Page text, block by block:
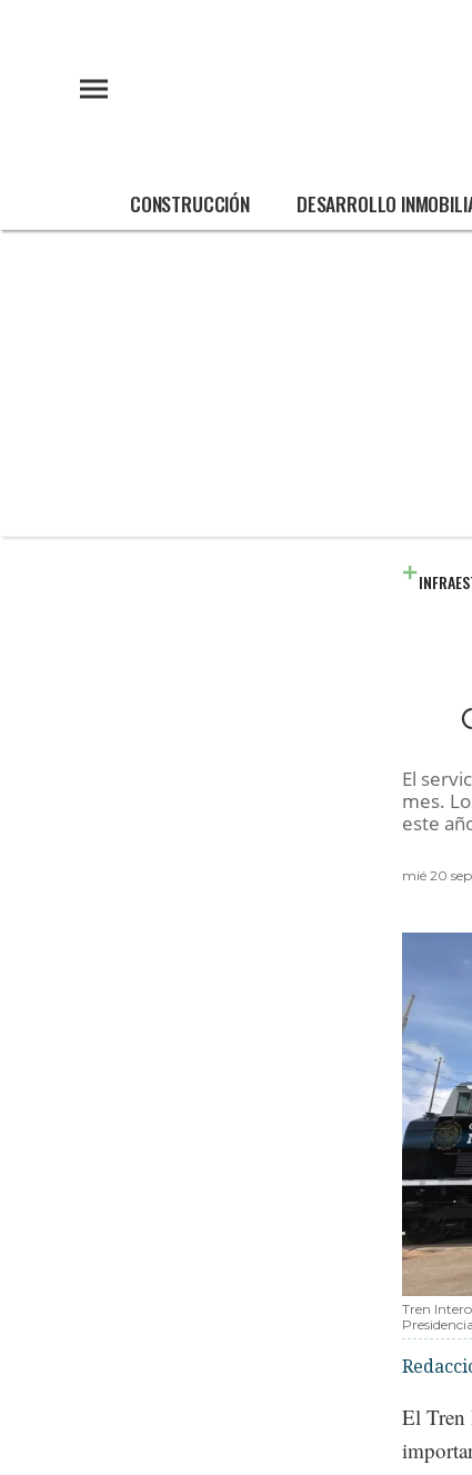
CONSTRUCCIÓN DESARROLLO
El
mes.
este
mié 20
Tren
El Tren